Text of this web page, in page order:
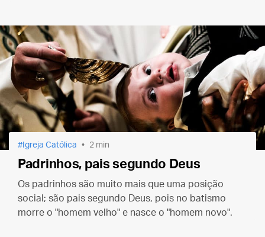
Igreja Católica 2 min
Padrinhos, pais segundo Deus
Os padrinhos são muito mais que uma posição
social; são pais segundo Deus, pois no batismo
morre o "homem velho" e nasce o "homem novo".